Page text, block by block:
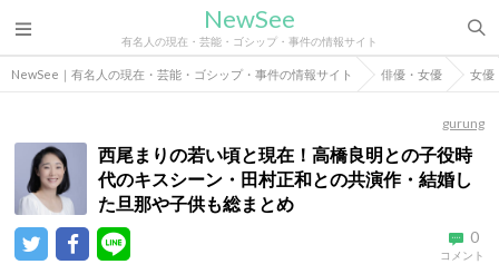
NewSee
有名人の現在・芸能・ゴシップ・事件の情報サイト
NewSee｜有名人の現在・芸能・ゴシップ・事件の情報サイト 俳優・女優 女優
gurung
西尾まりの若い頃と現在！高橋良明との子役時
代のキスシーン・田村正和との共演作・結婚し
た旦那や子供も総まとめ
0
コメント